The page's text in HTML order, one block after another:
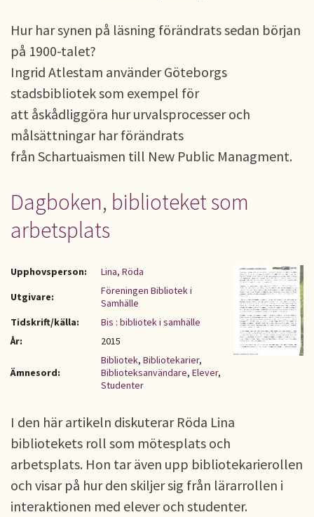
Hur har synen på läsning förändrats sedan början
på 1900-talet?
Ingrid Atlestam använder Göteborgs
stadsbibliotek som exempel för
att åskådliggöra hur urvalsprocesser och
målsättningar har förändrats
från Schartuaismen till New Public Managment.
Dagboken, biblioteket som
arbetsplats
Upphovsperson:
Lina, Röda
Utgivare:
Föreningen Bibliotek i
Samhälle
Tidskrift/källa:
Bis : bibliotek i samhälle
År:
2015
Ämnesord:
Bibliotek, Bibliotekarier,
Biblioteksanvändare, Elever,
Studenter
I den här artikeln diskuterar Röda Lina
bibliotekets roll som mötesplats och
arbetsplats. Hon tar även upp bibliotekarierollen
och visar på hur den skiljer sig från lärarrollen i
interaktionen med elever och studenter.